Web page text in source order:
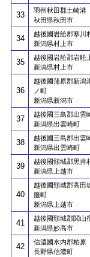
33
羽州秋田郡土崎港
秋田県秋田市
34
越後國岩舩郡寒川
新潟県村上市
35
越後國岩舩郡岩舩
新潟県村上市
36
越後國蒲原郡新潟
ノ町
新潟県新潟市
37
越後國三島郡出雲
新潟県出雲崎町
38
越後國三島郡出雲
新潟県出雲崎町
39
越後國頸城郡黒井
新潟県上越市
40
越後國頸城郡高田
服町
新潟県上越市
41
越後國頸城郡関山
新潟県妙高市
42
信濃國水内郡柏原
長野県信濃町